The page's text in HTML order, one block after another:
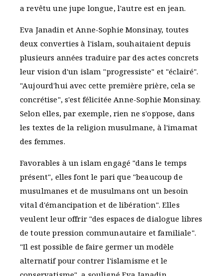
a revêtu une jupe longue, l'autre est en jean.
Eva Janadin et Anne-Sophie Monsinay, toutes
deux converties à l'islam, souhaitaient depuis
plusieurs années traduire par des actes concrets
leur vision d'un islam "progressiste" et "éclairé".
"Aujourd'hui avec cette première prière, cela se
concrétise", s'est félicitée Anne-Sophie Monsinay.
Selon elles, par exemple, rien ne s'oppose, dans
les textes de la religion musulmane, à l'imamat
des femmes.
Favorables à un islam engagé "dans le temps
présent", elles font le pari que "beaucoup de
musulmanes et de musulmans ont un besoin
vital d'émancipation et de libération". Elles
veulent leur offrir "des espaces de dialogue libres
de toute pression communautaire et familiale".
"Il est possible de faire germer un modèle
alternatif pour contrer l'islamisme et le